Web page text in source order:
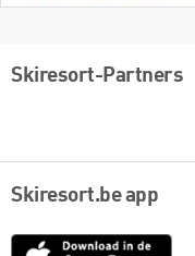
Skiresort-Partners
Skiresort.be app
App